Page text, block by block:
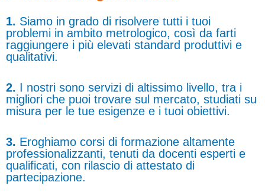
1. Siamo in grado di risolvere tutti i tuoi
problemi in ambito metrologico, così da farti
raggiungere i più elevati standard produttivi e
qualitativi.
2. I nostri sono servizi di altissimo livello, tra i
migliori che puoi trovare sul mercato, studiati su
misura per le tue esigenze e i tuoi obiettivi.
3. Eroghiamo corsi di formazione altamente
professionalizzanti, tenuti da docenti esperti e
qualificati, con rilascio di attestato di
partecipazione.